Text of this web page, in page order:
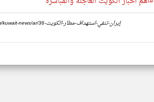
https://www.klyoum.com/kuwait-news/ar/36-إيران-تنفي-استهداف-مطار-الكويت